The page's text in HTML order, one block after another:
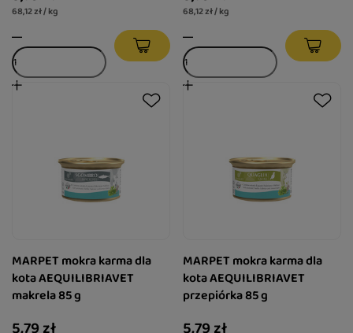
68,12 zł / kg 68,12 zł / kg
MARPET mokra karma dla
kota AEQUILIBRIAVET
makrela 85 g
MARPET mokra karma dla
kota AEQUILIBRIAVET
przepiórka 85 g